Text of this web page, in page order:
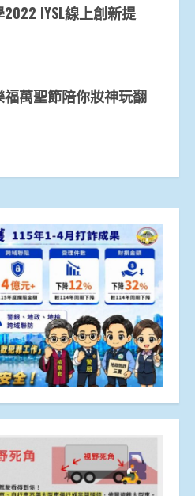
IYSL線上創新提
萬聖節陪你妝神玩翻